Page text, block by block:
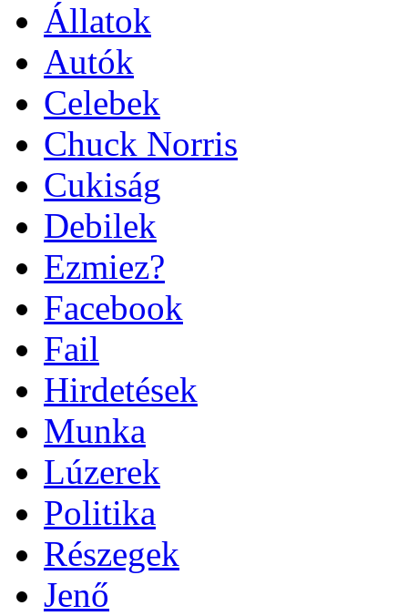
Állatok
Autók
Celebek
Chuck Norris
Cukiság
Debilek
Ezmiez?
Facebook
Fail
Hirdetések
Munka
Lúzerek
Politika
Részegek
Jenő